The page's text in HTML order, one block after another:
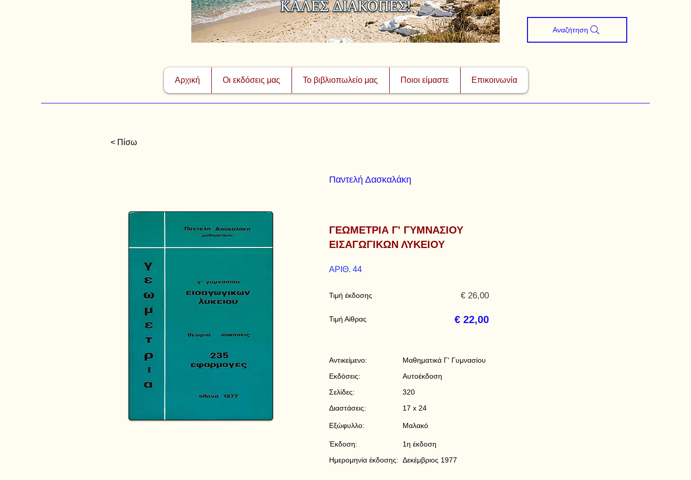
Αρχική Οι εκδόσεις μας Το βιβλιοπωλείο μας Ποιοι είμαστε Επικοινωνία
Αναζήτηση
< Πίσω
Παντελή Δασκαλάκη
ΓΕΩΜΕΤΡΙΑ Γ' ΓΥΜΝΑΣΙΟΥ
ΕΙΣΑΓΩΓΙΚΩΝ ΛΥΚΕΙΟΥ
ΑΡΙΘ. 44
Τιμή έκδοσης
Τιμή Αίθρας
€ 26,00
€ 22,00
Αντικείμενο:
Μαθηματικά Γ' Γυμνασίου
Εκδόσεις:
Αυτοέκδοση
Σελίδες:
320
Διαστάσεις:
17 x 24
Εξώφυλλο: Μαλακό
Έκδοση:
1η έκδοση
Ημερομηνία έκδοσης: Δεκέμβριος 1977